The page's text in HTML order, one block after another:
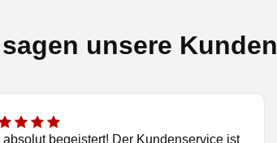
unsere Kunden
absolut begeistert! Der Kundenservice ist